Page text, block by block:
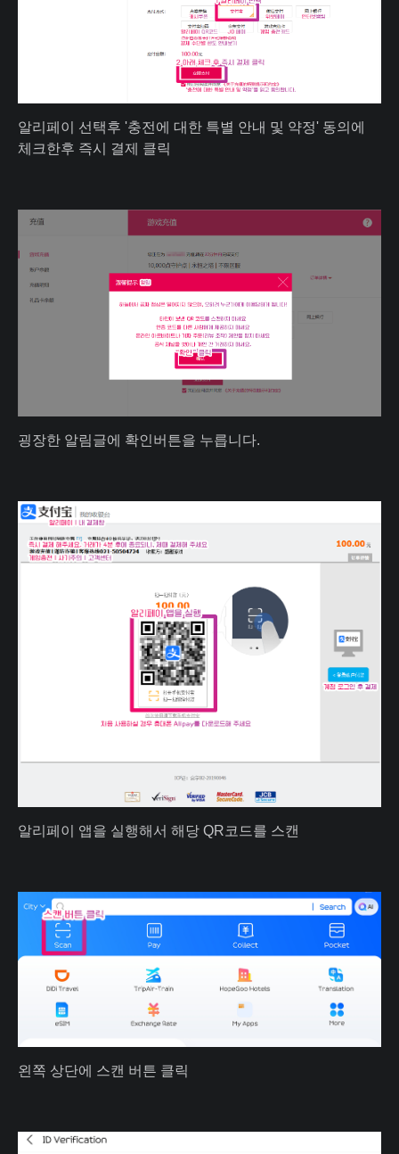
알리페이 선택후 '충전에 대한 특별 안내 및 약정' 동의에
체크한후 즉시 결제 클릭
굉장한 알림글에 확인버튼을 누릅니다.
알리페이 앱을 실행해서 해당 QR코드를 스캔
왼쪽 상단에 스캔 버튼 클릭